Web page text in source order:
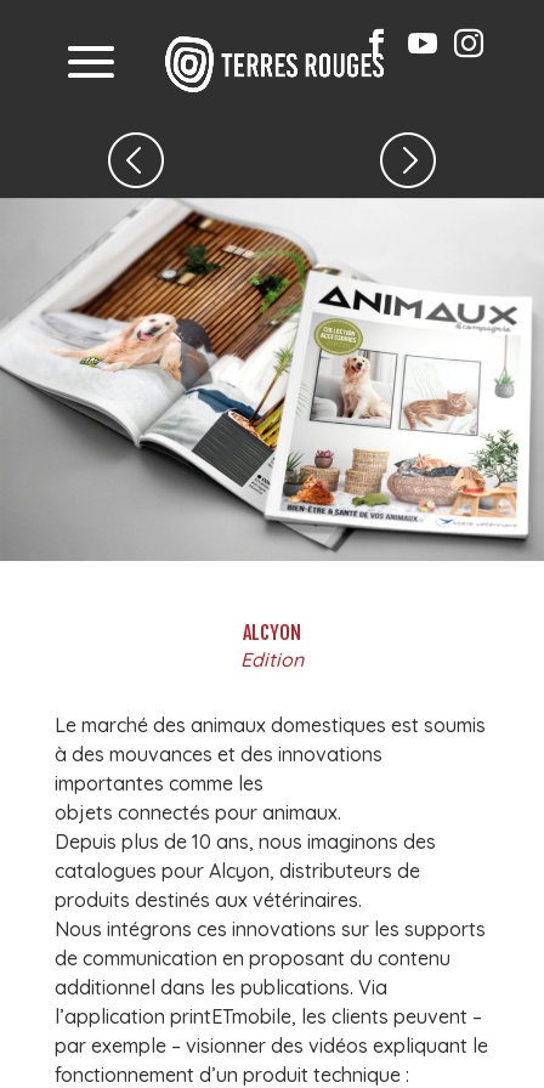
ALCYON
Edition
Le marché des animaux domestiques est soumis
à des mouvances et des innovations
importantes comme les
objets connectés pour animaux.
Depuis plus de 10 ans, nous imaginons des
catalogues pour Alcyon, distributeurs de
produits destinés aux vétérinaires.
Nous intégrons ces innovations sur les supports
de communication en proposant du contenu
additionnel dans les publications. Via
l’application printETmobile, les clients peuvent –
par exemple – visionner des vidéos expliquant le
fonctionnement d’un produit technique :